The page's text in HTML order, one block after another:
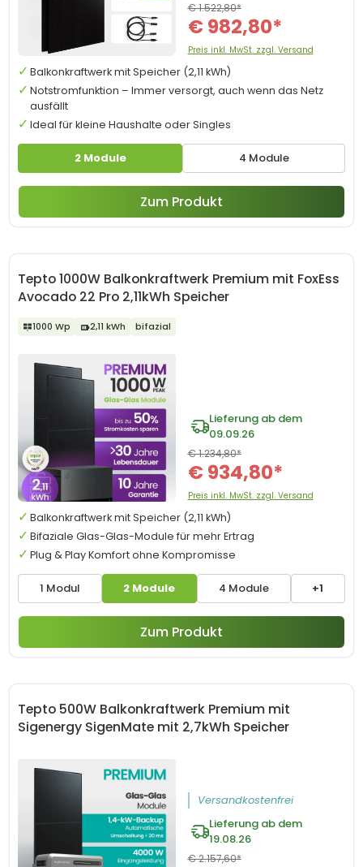
2 Module 4 Module
€ 982,80*
€ 1.522,80*
Preis inkl. MwSt. zzgl. Versand
Balkonkraftwerk mit Speicher (2,11 kWh)
Notstromfunktion – Immer versorgt, auch wenn das Netz
ausfällt
Ideal für kleine Haushalte oder Singles
Zum Produkt
Tepto 1000W Balkonkraftwerk Premium mit FoxEss
Avocado 22 Pro 2,11kWh Speicher
1000 Wp 2,11 kWh bifazial
1 Modul 2 Module 4 Module +1
Lieferung ab dem
09.09.26
€ 934,80*
€ 1.234,80*
Preis inkl. MwSt. zzgl. Versand
Balkonkraftwerk mit Speicher (2,11 kWh)
Bifaziale Glas-Glas-Module für mehr Ertrag
Plug & Play Komfort ohne Kompromisse
Zum Produkt
Tepto 500W Balkonkraftwerk Premium mit
Sigenergy SigenMate mit 2,7kWh Speicher
Versandkostenfrei
Lieferung ab dem
19.08.26
€ 2.157,60*